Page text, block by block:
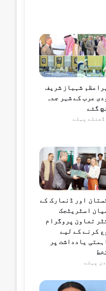
شہباز شریف
عرب کے شہر جدہ
گئے
اور ڈنمارک کے
اسٹریٹجک
تعاون پروگرام
کرنے کے لیے
یادداشت پر